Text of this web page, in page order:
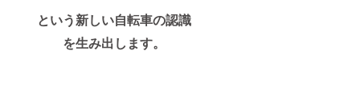
という新しい自転車の認識
を生み出します。